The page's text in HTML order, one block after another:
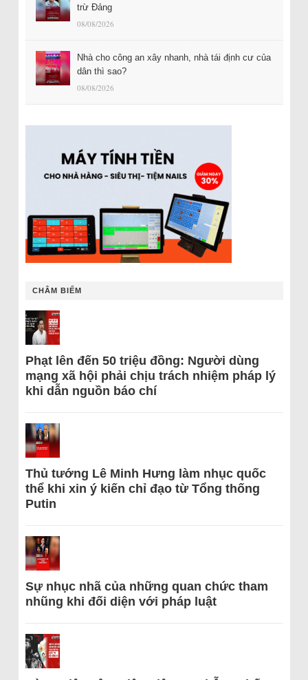
trừ Đảng
08/08/2026
Nhà cho công an xây nhanh, nhà tái định cư của
dân thì sao?
08/08/2026
CHÂM BIẾM
Phạt lên đến 50 triệu đồng: Người dùng
mạng xã hội phải chịu trách nhiệm pháp lý
khi dẫn nguồn báo chí
Thủ tướng Lê Minh Hưng làm nhục quốc
thể khi xin ý kiến chỉ đạo từ Tổng thống
Putin
Sự nhục nhã của những quan chức tham
nhũng khi đối diện với pháp luật